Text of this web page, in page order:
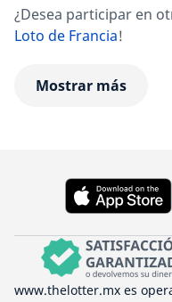
¿Desea participar en
Loto de Francia!
Mostrar más
www.thelotter.mx es